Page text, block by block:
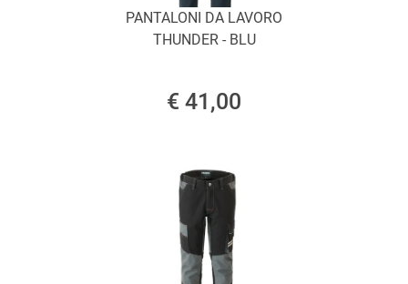
PANTALONI DA LAVORO
THUNDER - BLU
€ 41,00